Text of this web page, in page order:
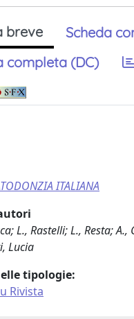
breve
Scheda
completa (DC)
ITALIANA
L., Rastelli; L., Resta; A.,
Lucia
tipologie:
Rivista